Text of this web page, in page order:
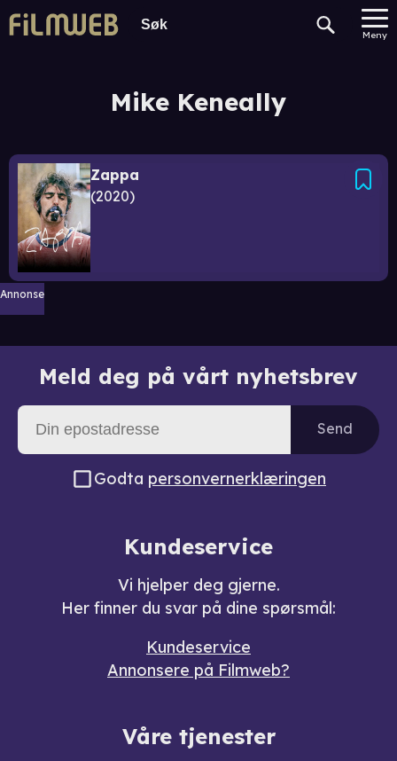
Meny
Mike Keneally
Zappa
2020
Annonse
Meld deg på vårt nyhetsbrev
Send
Godta personvernerklæringen
Kundeservice
Vi hjelper deg gjerne.
Her finner du svar på dine spørsmål:
Kundeservice
Annonsere på Filmweb?
Våre tjenester